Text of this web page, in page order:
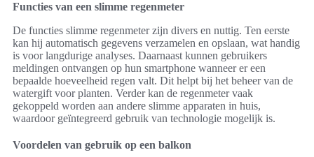
Functies van een slimme regenmeter
De functies slimme regenmeter zijn divers en nuttig. Ten eerste
kan hij automatisch gegevens verzamelen en opslaan, wat handig
is voor langdurige analyses. Daarnaast kunnen gebruikers
meldingen ontvangen op hun smartphone wanneer er een
bepaalde hoeveelheid regen valt. Dit helpt bij het beheer van de
watergift voor planten. Verder kan de regenmeter vaak
gekoppeld worden aan andere slimme apparaten in huis,
waardoor geïntegreerd gebruik van technologie mogelijk is.
Voordelen van gebruik op een balkon